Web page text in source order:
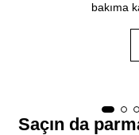
bakıma
Saçın da